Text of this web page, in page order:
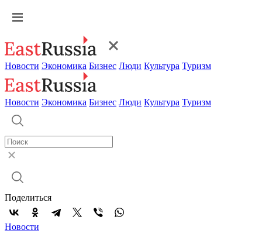
Новости Экономика Бизнес Люди Культура Туризм
Новости Экономика Бизнес Люди Культура Туризм
Поделиться
Новости